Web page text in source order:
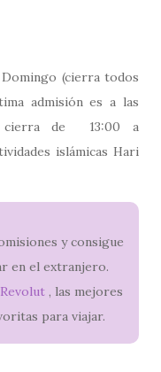
(cierra todos
admisión es a las
cierra de 13:00 a
islámicas Hari
y consigue
en el extranjero.
, las mejores
para viajar.